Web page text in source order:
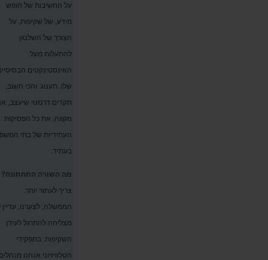
על החשיבות של חופש
מידע, של שקיפות, על
הצורך של השלטון
להתעלות מעל
האינסטינקטים
שלו. תענוג. והכי חשוב,
תקדים דרמטי שיעצב,
מקווה, את כל הפסיקות
העתידיות של בתי
בעתיד.
מה השורה התחתונה?
צריך לעתור יותר.
הממשלה, לצערנו, עדיין
מצליחה להתרגל לעידן
השקיפות. בתפקידי
הטלוויזיוני אנחנו